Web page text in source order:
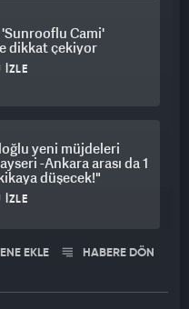
Cami'
dikkat çekiyor
İZLE
yeni müjdeleri
-Ankara arası da 1
düşecek!"
İZLE
EKLE HABERE DÖN